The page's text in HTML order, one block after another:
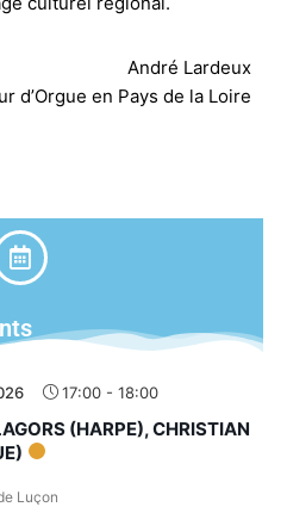
André Lardeux
d’Orgue en Pays de la Loire
17:00 - 18:00
(HARPE), CHRISTIAN
Luçon